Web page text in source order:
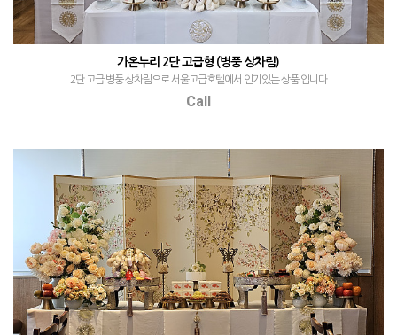
가온누리 2단 고급형 (병풍 상차림)
2단 고급 병풍 상차림으로 서울고급호텔에서 인기있는 상품 입니다
Call